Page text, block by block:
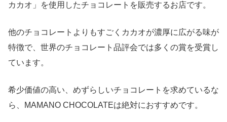
カカオ」を使用したチョコレートを販売するお店です。
他のチョコレートよりもすごくカカオが濃厚に広がる味が
特徴で、世界のチョコレート品評会では多くの賞を受賞し
ています。
希少価値の高い、めずらしいチョコレートを求めているな
ら、MAMANO CHOCOLATEは絶対におすすめです。